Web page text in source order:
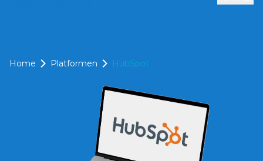
Home Platformen HubSpot